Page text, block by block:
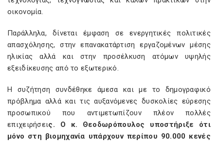
οικονομία.
Παράλληλα, δίνεται έμφαση σε ενεργητικές πολιτικές
απασχόλησης, στην επανακατάρτιση εργαζομένων μέσης
ηλικίας αλλά και στην προσέλκυση ατόμων υψηλής
εξειδίκευσης από το εξωτερικό.
Η συζήτηση συνδέθηκε άμεσα και με το δημογραφικό
πρόβλημα αλλά και τις αυξανόμενες δυσκολίες εύρεσης
προσωπικού που αντιμετωπίζουν πλέον πολλές
επιχειρήσεις. Ο κ. Θεοδωρόπουλος υποστήριξε ότι
μόνο στη βιομηχανία υπάρχουν περίπου 90.000 κενές